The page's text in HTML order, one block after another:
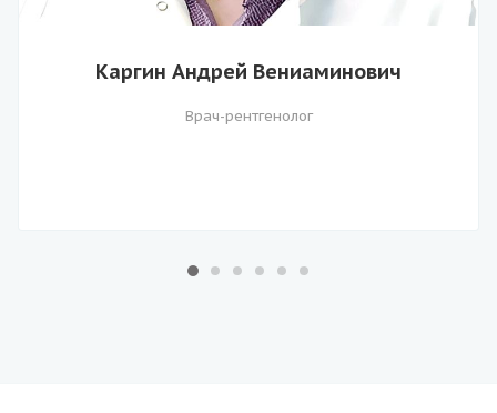
Каргин Андрей Вениаминович
Врач-рентгенолог